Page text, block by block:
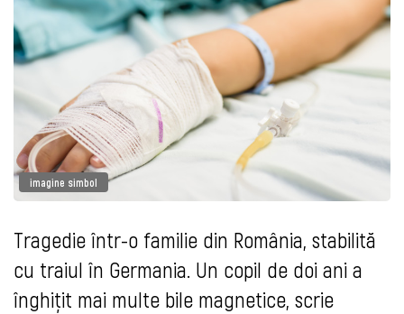
imagine simbol
Tragedie într-o familie din România, stabilită
cu traiul în Germania. Un copil de doi ani a
înghiţit mai multe bile magnetice, scrie